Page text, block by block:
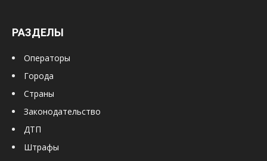
РАЗДЕЛЫ
Операторы
Города
Страны
Законодательство
ДТП
Штрафы